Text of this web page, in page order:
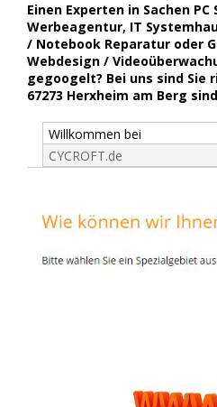
Einen Experten in Sachen PC
Werbeagentur, IT
/ Notebook Reparatur oder
Webdesign /
gegoogelt? Bei uns sind Sie
67273 Herxheim am Berg
Willkommen bei
CYCROFT.de